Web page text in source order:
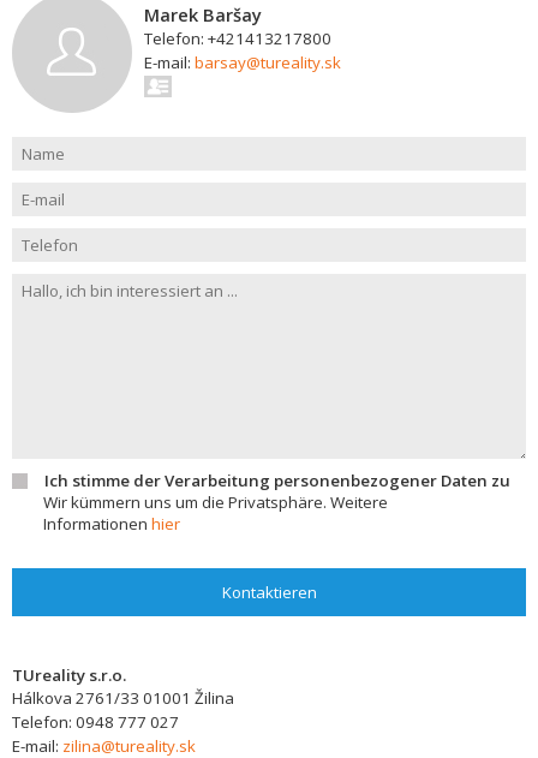
Marek Baršay
Telefon: +421413217800
E-mail: barsay@tureality.sk
Ich stimme der Verarbeitung personenbezogener Daten zu
Wir kümmern uns um die Privatsphäre. Weitere
Informationen hier
Kontaktieren
TUreality s.r.o.
Hálkova 2761/33 01001 Žilina
Telefon: 0948 777 027
E-mail: zilina@tureality.sk